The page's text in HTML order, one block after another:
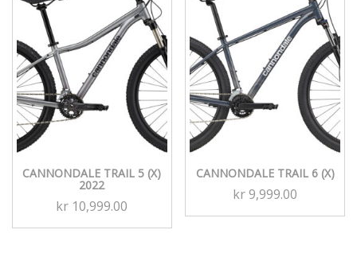
CANNONDALE TRAIL 5 (X)
2022
kr 10,999.00
CANNONDALE TRAIL 6 (X)
kr9,999.00